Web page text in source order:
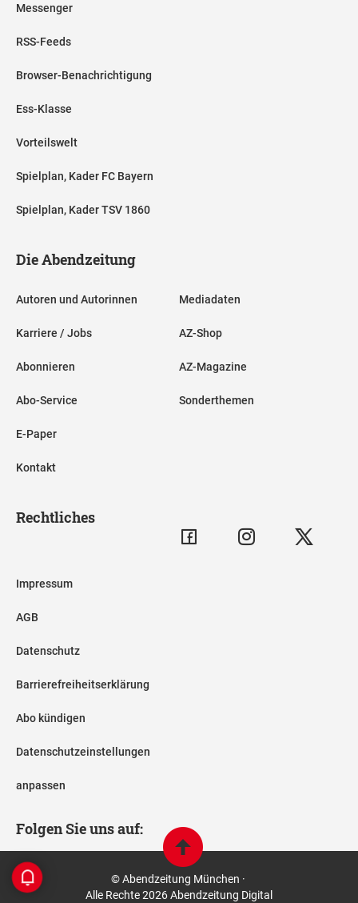
Messenger
RSS-Feeds
Browser-Benachrichtigung
Ess-Klasse
Vorteilswelt
Spielplan, Kader FC Bayern
Spielplan, Kader TSV 1860
Die Abendzeitung
Autoren und Autorinnen
Karriere / Jobs
Abonnieren
Abo-Service
E-Paper
Kontakt
Mediadaten
AZ-Shop
AZ-Magazine
Sonderthemen
Rechtliches
Impressum
AGB
Datenschutz
Barrierefreiheitserklärung
Abo kündigen
Datenschutzeinstellungen
anpassen
Folgen Sie uns auf:
© Abendzeitung München ·
Alle Rechte 2026 Abendzeitung Digital